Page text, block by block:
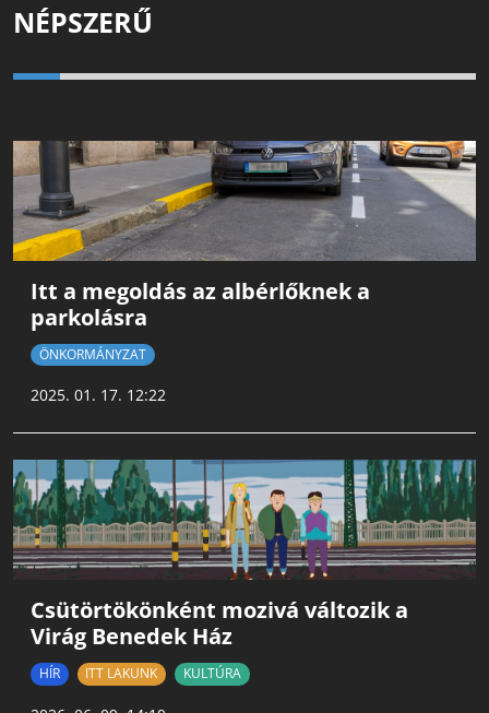
NÉPSZERŰ
Itt a megoldás az albérlőknek a
parkolásra
ÖNKORMÁNYZAT
2025. 01. 17. 12:22
Csütörtökönként mozivá változik a
Virág Benedek Ház
HÍR ITT LAKUNK KULTÚRA